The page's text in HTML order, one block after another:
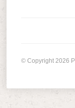
© Copyright 2026